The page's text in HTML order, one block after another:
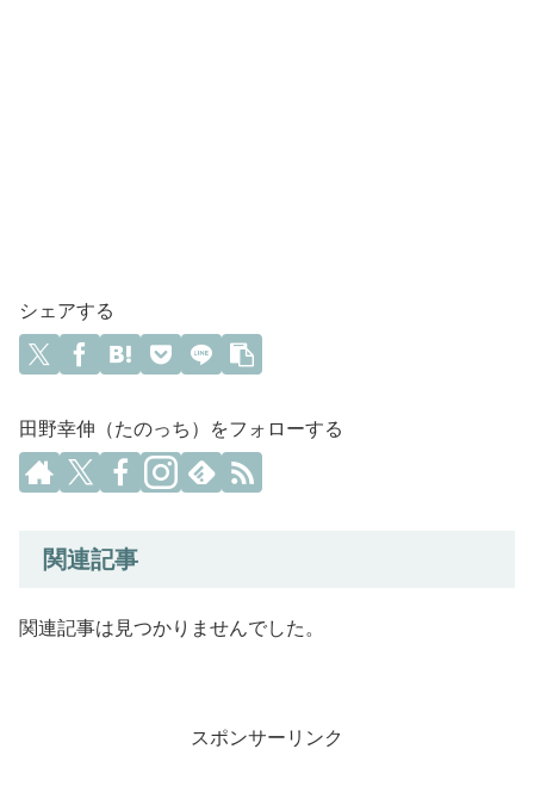
シェアする
田野幸伸（たのっち）をフォローする
関連記事
関連記事は見つかりませんでした。
スポンサーリンク